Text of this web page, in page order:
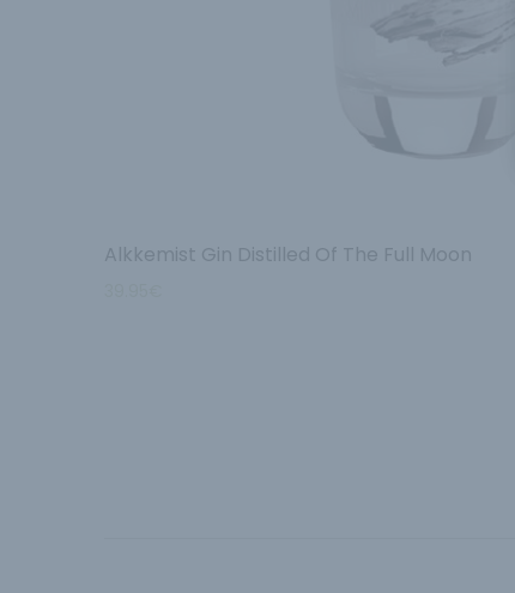
Alkkemist Gin Distilled Of The Full Moon